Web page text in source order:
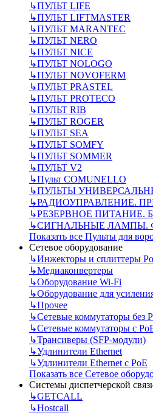
↳ПУЛЬТ LIFE
↳ПУЛЬТ LIFTMASTER
↳ПУЛЬТ MARANTEC
↳ПУЛЬТ NERO
↳ПУЛЬТ NICE
↳ПУЛЬТ NOLOGO
↳ПУЛЬТ NOVOFERM
↳ПУЛЬТ PRASTEL
↳ПУЛЬТ PROTECO
↳ПУЛЬТ RIB
↳ПУЛЬТ ROGER
↳ПУЛЬТ SEA
↳ПУЛЬТ SOMFY
↳ПУЛЬТ SOMMER
↳ПУЛЬТ V2
↳Пульт СOMUNELLO
↳ПУЛЬТЫ
↳РАДИОУПРАВЛЕНИЕ.
↳РЕЗЕРВНОЕ ПИТАНИЕ.
↳СИГНАЛЬНЫЕ ЛАМПЫ.
Показать все Пульты для
Сетевое оборудование
↳Инжекторы и сплиттеры
↳Медиаконвертеры
↳Оборудование Wi-Fi
↳Оборудование для
↳Прочее
↳Сетевые коммутаторы без
↳Сетевые коммутаторы с
↳Трансиверы (SFP-модули)
↳Удлинители Ethernet
↳Удлинители Ethernet с PoE
Показать все Сетевое
Системы диспетчерской
↳GETCALL
↳Hostcall